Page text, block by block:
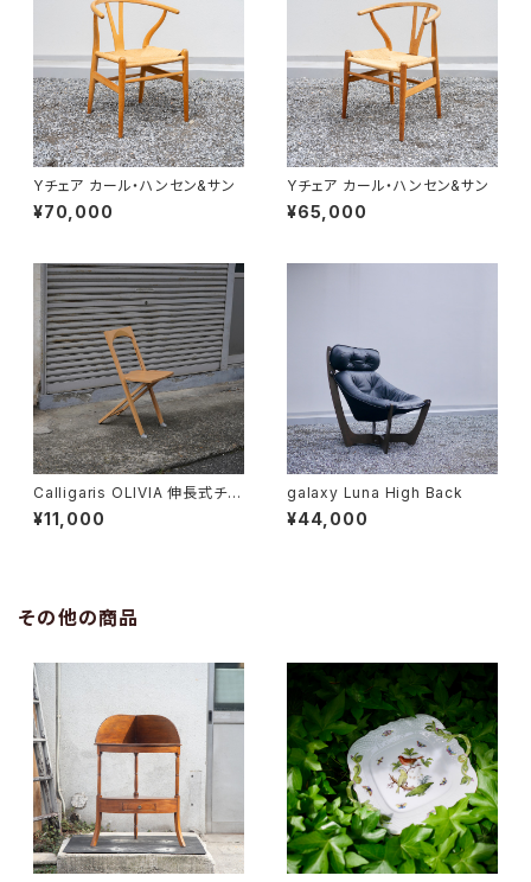
Yチェア カール・ハンセン&サン
¥70,000
Yチェア カール・ハンセン&サン
¥65,000
Calligaris OLIVIA 伸長式チェ
ア
¥11,000
galaxy Luna High Back
¥44,000
その他の商品